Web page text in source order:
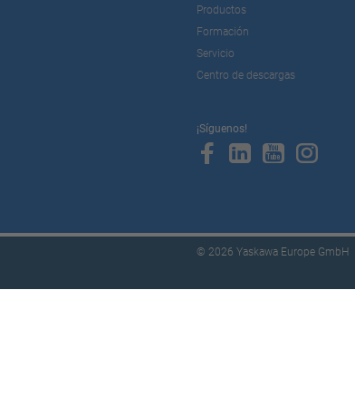
Productos
Formación
Servicio
Centro de descargas
¡Síguenos!
© 2026 Yaskawa Europe GmbH